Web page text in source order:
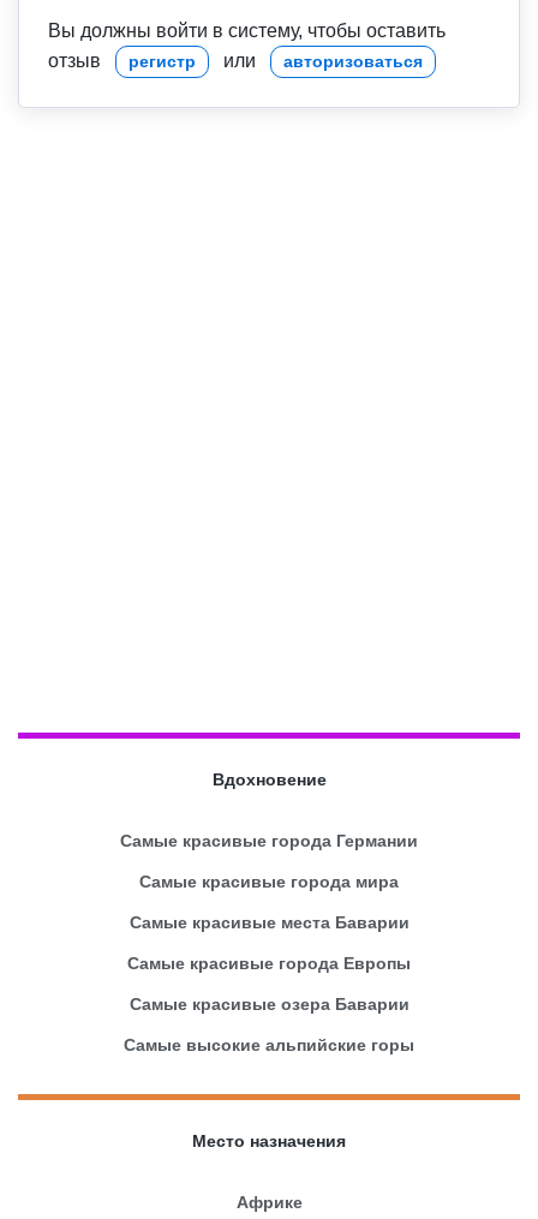
Вы должны войти в систему, чтобы оставить
отзыв
регистр или авторизоваться
Вдохновение
Самые красивые города Германии
Самые красивые города мира
Самые красивые места Баварии
Самые красивые города Европы
Самые красивые озера Баварии
Самые высокие альпийские горы
Место назначения
Африке